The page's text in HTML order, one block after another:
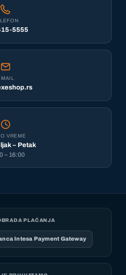
5555
VREME
– Petak
– 16:00
PLAĆANJA
Intesa Payment Gateway